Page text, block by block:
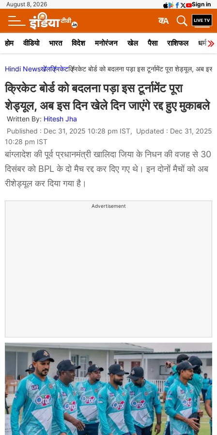
August 8, 2026 Sign in
A
क
होम वीडियो भारत विदेश मनोरंजन खेल पैसा राशिफल धर्म
Hindi Newsखेलक्रिकेटक्रिकेट बोर्ड को बदलना पड़ा इस टूर्नामेंट पूरा शेड्यूल, अब इस
क्रिकेट बोर्ड को बदलना पड़ा इस टूर्नामेंट पूरा
शेड्यूल, अब इस दिन खेले दिन जाएंगे रद्द हुए मुकाबले
Written By: Hitesh Jha
Published : Dec 31, 2025 10:28 pm IST, Updated : Dec 31, 2025
10:28 pm IST
बांग्‍लादेश की पूर्व प्रधानमंत्री खालिदा जिया के निधन की वजह से 30
दिसंबर को BPL के दो मैच रद्द कर दिए गए थे। इन दोनों मैचों को अब
रीशेड्यूल कर दिया गया है।
Advertisement